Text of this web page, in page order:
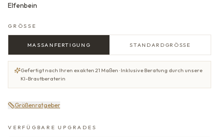
Elfenbein
GRÖSSE
MASSANFERTIGUNG STANDARDGRÖSSE
Gefertigt nach Ihren exakten 21 Maßen · Inklusive Beratung durch unsere
KI-Brautberaterin
Größenratgeber
VERFÜGBARE UPGRADES